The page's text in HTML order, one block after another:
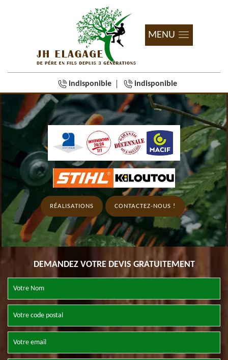
MENU
indisponible indisponible
RÉALISATIONS CONTACTEZ-NOUS !
DEMANDEZ VOTRE DEVIS GRATUITEMENT